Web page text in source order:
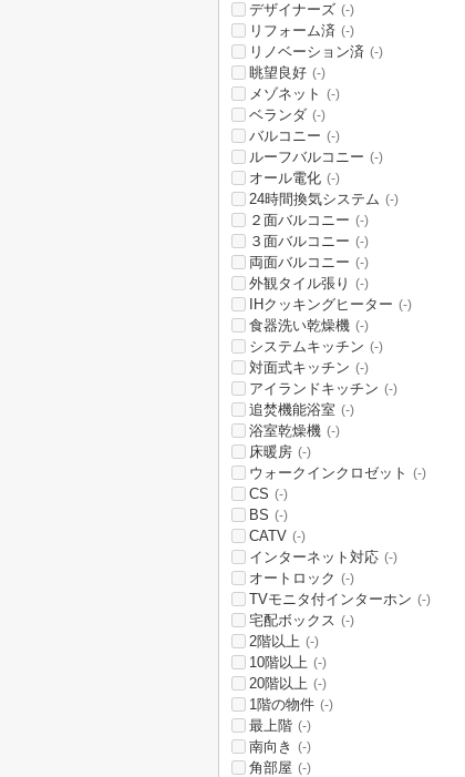
デザイナーズ (-)
リフォーム済 (-)
リノベーション済 (-)
眺望良好 (-)
メゾネット (-)
ベランダ (-)
バルコニー (-)
ルーフバルコニー (-)
オール電化 (-)
24時間換気システム (-)
２面バルコニー (-)
３面バルコニー (-)
両面バルコニー (-)
外観タイル張り (-)
IHクッキングヒーター (-)
食器洗い乾燥機 (-)
システムキッチン (-)
対面式キッチン (-)
アイランドキッチン (-)
追焚機能浴室 (-)
浴室乾燥機 (-)
床暖房 (-)
ウォークインクロゼット (-)
CS (-)
BS (-)
CATV (-)
インターネット対応 (-)
オートロック (-)
TVモニタ付インターホン (-)
宅配ボックス (-)
2階以上 (-)
10階以上 (-)
20階以上 (-)
1階の物件 (-)
最上階 (-)
南向き (-)
角部屋 (-)